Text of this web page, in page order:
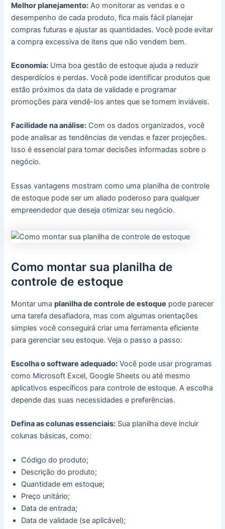
Melhor planejamento: Ao monitorar as vendas e o
desempenho de cada produto, fica mais fácil planejar
compras futuras e ajustar as quantidades. Você pode evitar
a compra excessiva de itens que não vendem bem.
Economia: Uma boa gestão de estoque ajuda a reduzir
desperdícios e perdas. Você pode identificar produtos que
estão próximos da data de validade e programar
promoções para vendê-los antes que se tornem inviáveis.
Facilidade na análise: Com os dados organizados, você
pode analisar as tendências de vendas e fazer projeções.
Isso é essencial para tomar decisões informadas sobre o
negócio.
Essas vantagens mostram como uma planilha de controle
de estoque pode ser um aliado poderoso para qualquer
empreendedor que deseja otimizar seu negócio.
Como montar sua planilha de
controle de estoque
Montar umaplanilha de controle de estoque pode parecer
uma tarefa desafiadora, mas com algumas orientações
simples você conseguirá criar uma ferramenta eficiente
para gerenciar seu estoque. Veja o passo a passo:
Escolha o software adequado: Você pode usar programas
como Microsoft Excel, Google Sheets ou até mesmo
aplicativos específicos para controle de estoque. A escolha
depende das suas necessidades e preferências.
Defina as colunas essenciais: Sua planilha deve incluir
colunas básicas, como:
Código do produto;
Descrição do produto;
Quantidade em estoque;
Preço unitário;
Data de entrada;
Data de validade (se aplicável);